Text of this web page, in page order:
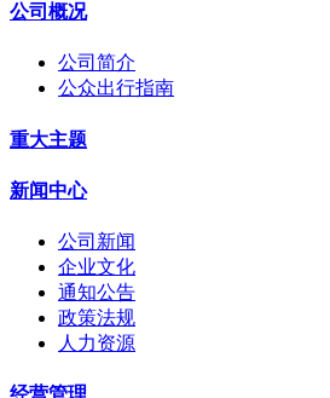
公司概况
公司简介
公众出行指南
重大主题
新闻中心
公司新闻
企业文化
通知公告
政策法规
人力资源